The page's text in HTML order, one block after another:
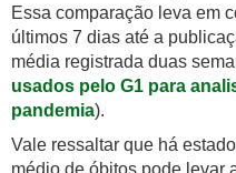
Essa comparação leva em
últimos 7 dias até a
média registrada duas
usados pelo G1 para
pandemia).
Vale ressaltar que há